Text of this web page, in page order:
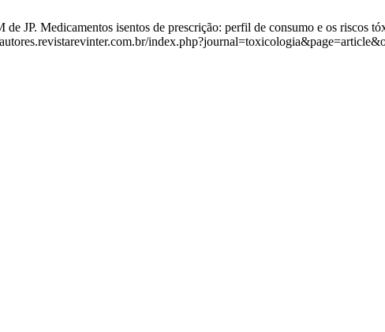
JP. Medicamentos isentos de prescrição: perfil de consumo e os riscos